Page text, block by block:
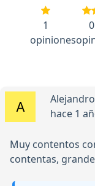
1
opiniones
0
hace 1
Muy contentos
contentas,